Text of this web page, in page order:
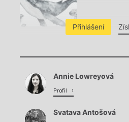
Přihlášení
Načítá se.
Annie Lowreyová
Profil
Svatava Antošová